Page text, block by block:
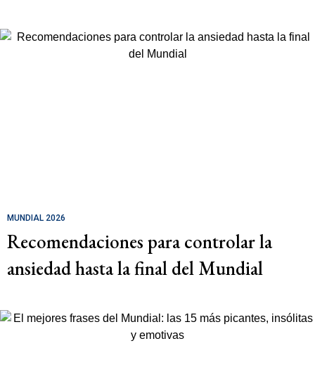
MUNDIAL 2026
Recomendaciones para controlar la
ansiedad hasta la final del Mundial